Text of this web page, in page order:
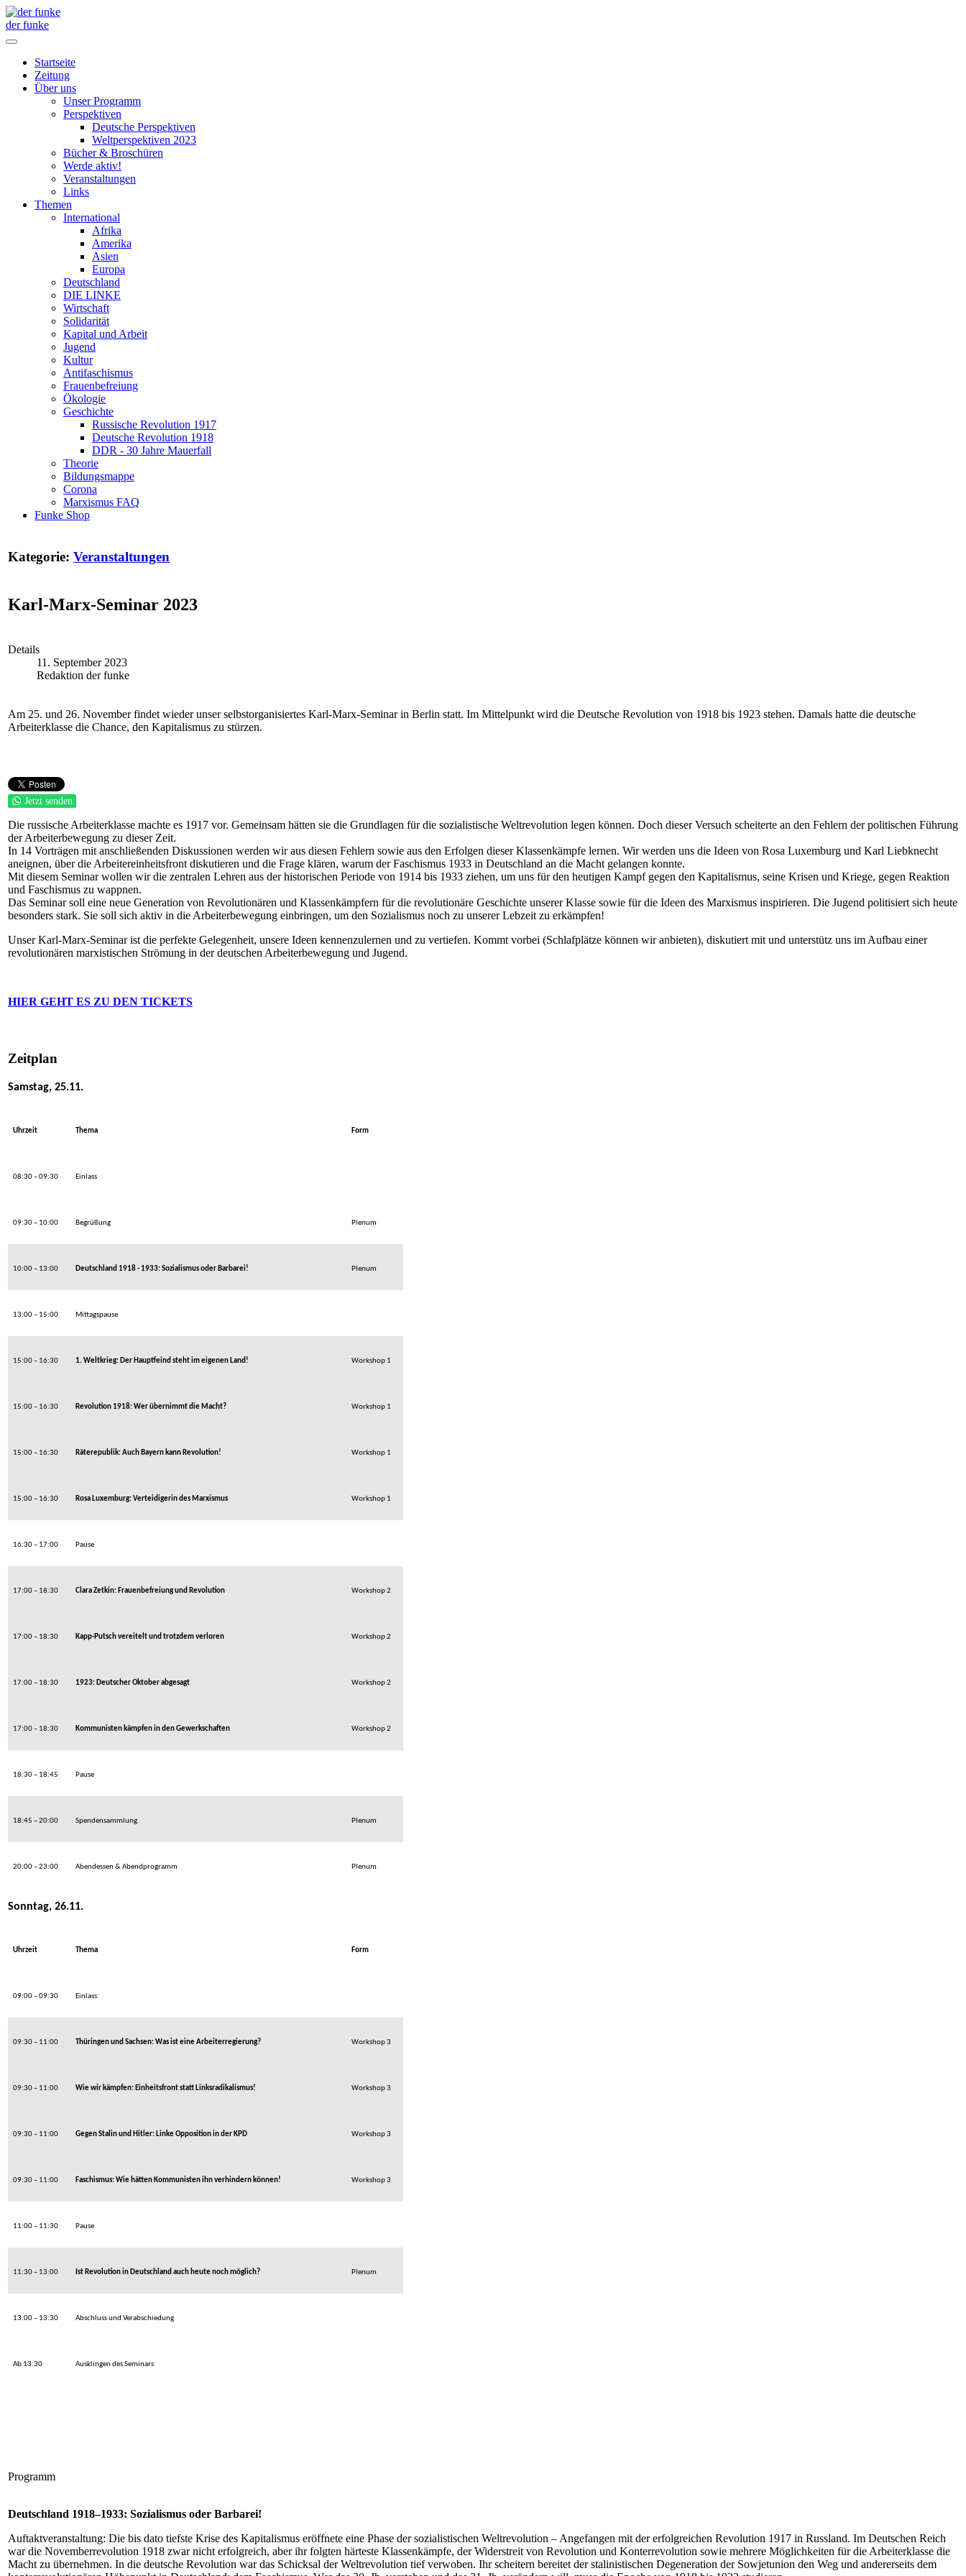
der funke
Startseite
Zeitung
Über uns
Unser Programm
Perspektiven
Deutsche Perspektiven
Weltperspektiven 2023
Bücher & Broschüren
Werde aktiv!
Veranstaltungen
Links
Themen
International
Afrika
Amerika
Asien
Europa
Deutschland
DIE LINKE
Wirtschaft
Solidarität
Kapital und Arbeit
Jugend
Kultur
Antifaschismus
Frauenbefreiung
Ökologie
Geschichte
Russische Revolution 1917
Deutsche Revolution 1918
DDR - 30 Jahre Mauerfall
Theorie
Bildungsmappe
Corona
Marxismus FAQ
Funke Shop
Kategorie: Veranstaltungen
Karl-Marx-Seminar 2023
Details
11. September 2023
Redaktion der funke
Am 25. und 26. November findet wieder unser selbstorganisiertes Karl-Marx-Seminar in Berlin statt. Im Mittelpunkt wird die Deutsche Revolution von 1918 bis 1923 stehen. Damals hatte die deutsche
Arbeiterklasse die Chance, den Kapitalismus zu stürzen.
Jetzt senden
Die russische Arbeiterklasse machte es 1917 vor. Gemeinsam hätten sie die Grundlagen für die sozialistische Weltrevolution legen können. Doch dieser Versuch scheiterte an den Fehlern der politischen Führung
der Arbeiterbewegung zu dieser Zeit.
In 14 Vorträgen mit anschließenden Diskussionen werden wir aus diesen Fehlern sowie aus den Erfolgen dieser Klassenkämpfe lernen. Wir werden uns die Ideen von Rosa Luxemburg und Karl Liebknecht
aneignen, über die Arbeitereinheitsfront diskutieren und die Frage klären, warum der Faschismus 1933 in Deutschland an die Macht gelangen konnte.
Mit diesem Seminar wollen wir die zentralen Lehren aus der historischen Periode von 1914 bis 1933 ziehen, um uns für den heutigen Kampf gegen den Kapitalismus, seine Krisen und Kriege, gegen Reaktion
und Faschismus zu wappnen.
Das Seminar soll eine neue Generation von Revolutionären und Klassenkämpfern für die revolutionäre Geschichte unserer Klasse sowie für die Ideen des Marxismus inspirieren. Die Jugend politisiert sich heute
besonders stark. Sie soll sich aktiv in die Arbeiterbewegung einbringen, um den Sozialismus noch zu unserer Lebzeit zu erkämpfen!
Unser Karl-Marx-Seminar ist die perfekte Gelegenheit, unsere Ideen kennenzulernen und zu vertiefen. Kommt vorbei (Schlafplätze können wir anbieten), diskutiert mit und unterstütz uns im Aufbau einer
revolutionären marxistischen Strömung in der deutschen Arbeiterbewegung und Jugend.
HIER GEHT ES ZU DEN TICKETS
Zeitplan
Samstag, 25.11.
Uhrzeit Thema Form
08:30 – 09:30 Einlass
09:30 – 10:00 Begrüßung Plenum
10:00 – 13:00 Deutschland 1918 - 1933: Sozialismus oder Barbarei! Plenum
13:00 – 15:00 Mittagspause
15:00 – 16:30 1. Weltkrieg: Der Hauptfeind steht im eigenen Land! Workshop 1
15:00 – 16:30 Revolution 1918: Wer übernimmt die Macht? Workshop 1
15:00 – 16:30 Räterepublik: Auch Bayern kann Revolution! Workshop 1
15:00 – 16:30 Rosa Luxemburg: Verteidigerin des Marxismus Workshop 1
16:30 – 17:00 Pause
17:00 – 18:30 Clara Zetkin: Frauenbefreiung und Revolution Workshop 2
17:00 – 18:30 Kapp-Putsch vereitelt und trotzdem verloren Workshop 2
17:00 – 18:30 1923: Deutscher Oktober abgesagt Workshop 2
17:00 – 18:30 Kommunisten kämpfen in den Gewerkschaften Workshop 2
18:30 – 18:45 Pause
18:45 – 20:00 Spendensammlung Plenum
20:00 – 23:00 Abendessen & Abendprogramm Plenum
Sonntag, 26.11.
Uhrzeit Thema Form
09:00 – 09:30 Einlass
09:30 – 11:00 Thüringen und Sachsen: Was ist eine Arbeiterregierung? Workshop 3
09:30 – 11:00 Wie wir kämpfen: Einheitsfront statt Linksradikalismus! Workshop 3
09:30 – 11:00 Gegen Stalin und Hitler: Linke Opposition in der KPD Workshop 3
09:30 – 11:00 Faschismus: Wie hätten Kommunisten ihn verhindern können! Workshop 3
11:00 – 11:30 Pause
11:30 – 13:00 Ist Revolution in Deutschland auch heute noch möglich? Plenum
13:00 – 13:30 Abschluss und Verabschiedung
Ab 13:30 Ausklingen des Seminars
Programm
Deutschland 1918–1933: Sozialismus oder Barbarei!
Auftaktveranstaltung: Die bis dato tiefste Krise des Kapitalismus eröffnete eine Phase der sozialistischen Weltrevolution – Angefangen mit der erfolgreichen Revolution 1917 in Russland. Im Deutschen Reich
war die Novemberrevolution 1918 zwar nicht erfolgreich, aber ihr folgten härteste Klassenkämpfe, der Widerstreit von Revolution und Konterrevolution sowie mehrere Möglichkeiten für die Arbeiterklasse die
Macht zu übernehmen. In die deutsche Revolution war das Schicksal der Weltrevolution tief verwoben. Ihr scheitern bereitet der stalinistischen Degeneration der Sowjetunion den Weg und andererseits dem